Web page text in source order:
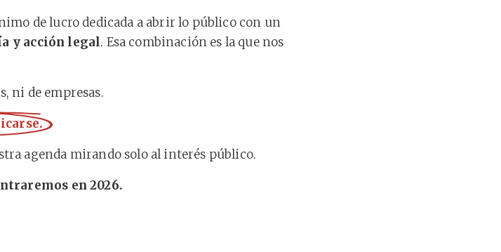
de lucro dedicada a abrir lo público con un
y acción legal. Esa combinación es la que nos
ni de empresas.
agenda mirando solo al interés público.
en 2026.